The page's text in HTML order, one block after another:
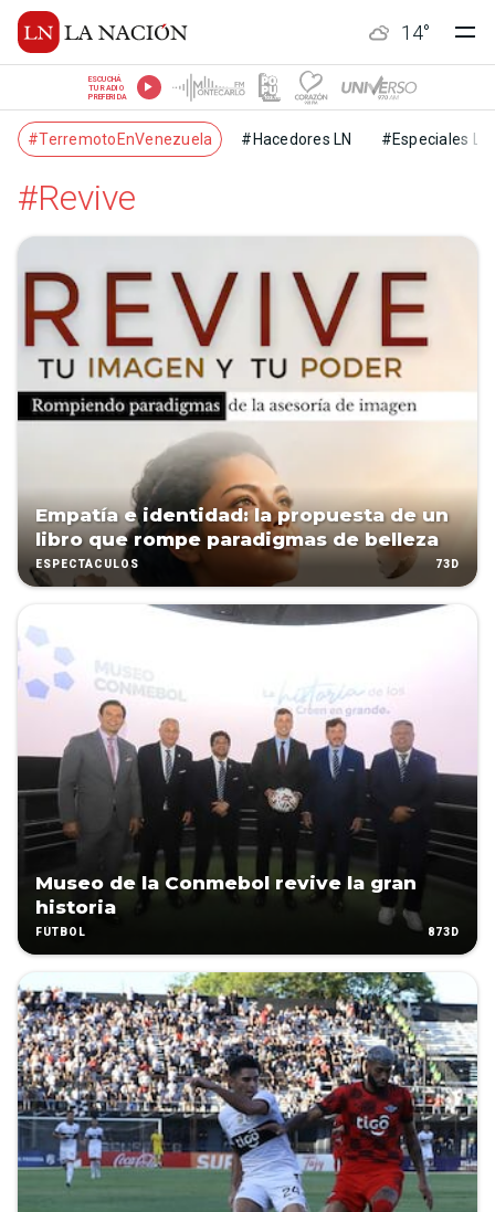
14°
ESCUCHÁ
TU RADIO
PREFERIDA
#TerremotoEnVenezuela #Hacedores LN #Especiales LN
#Revive
Empatía e identidad: la propuesta de un
libro que rompe paradigmas de belleza
ESPECTÁCULOS 73D
Museo de la Conmebol revive la gran
historia
FÚTBOL 873D